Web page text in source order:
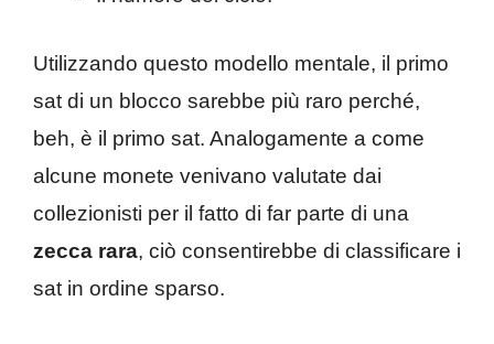
Utilizzando questo modello mentale, il primo
sat di un blocco sarebbe più raro perché,
beh, è il primo sat. Analogamente a come
alcune monete venivano valutate dai
collezionisti per il fatto di far parte di una
zecca rara, ciò consentirebbe di classificare i
sat in ordine sparso.